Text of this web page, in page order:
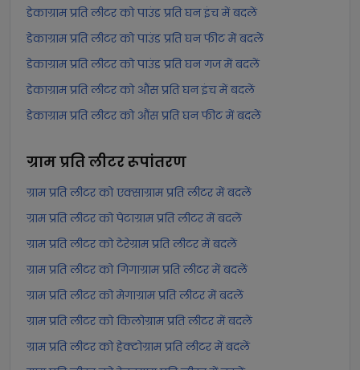
डेकाग्राम प्रति लीटर को पाउंड प्रति घन इंच में बदलें
डेकाग्राम प्रति लीटर को पाउंड प्रति घन फीट में बदलें
डेकाग्राम प्रति लीटर को पाउंड प्रति घन गज में बदलें
डेकाग्राम प्रति लीटर को औंस प्रति घन इंच में बदलें
डेकाग्राम प्रति लीटर को औंस प्रति घन फीट में बदलें
ग्राम प्रति लीटररूपांतरण
ग्राम प्रति लीटर को एक्साग्राम प्रति लीटर में बदलें
ग्राम प्रति लीटर को पेटाग्राम प्रति लीटर में बदलें
ग्राम प्रति लीटर को टेरेग्राम प्रति लीटर में बदलें
ग्राम प्रति लीटर को गिगाग्राम प्रति लीटर में बदलें
ग्राम प्रति लीटर को मेगाग्राम प्रति लीटर में बदलें
ग्राम प्रति लीटर को किलोग्राम प्रति लीटर में बदलें
ग्राम प्रति लीटर को हेक्टोग्राम प्रति लीटर में बदलें